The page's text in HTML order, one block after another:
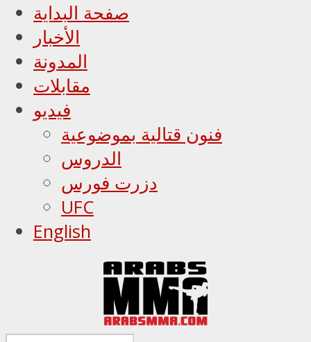
صفحة البداية
الأخبار
المدونة
مقابلات
فيديو
فنون قتالية بموضوعية
الدروس
دزرت فورس
UFC
English